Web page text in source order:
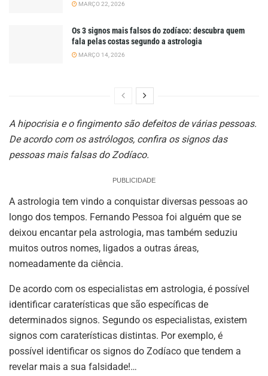
MARÇO 22, 2026
Os 3 signos mais falsos do zodíaco: descubra quem
fala pelas costas segundo a astrologia
MARÇO 14, 2026
A hipocrisia e o fingimento são defeitos de várias pessoas.
De acordo com os astrólogos, confira os signos das
pessoas mais falsas do Zodíaco.
PUBLICIDADE
A astrologia tem vindo a conquistar diversas pessoas ao
longo dos tempos. Fernando Pessoa foi alguém que se
deixou encantar pela astrologia, mas também seduziu
muitos outros nomes, ligados a outras áreas,
nomeadamente da ciência.
De acordo com os especialistas em astrologia, é possível
identificar caraterísticas que são específicas de
determinados signos. Segundo os especialistas, existem
signos com caraterísticas distintas. Por exemplo, é
possível identificar os signos do Zodíaco que tendem a
revelar mais a sua falsidade!…